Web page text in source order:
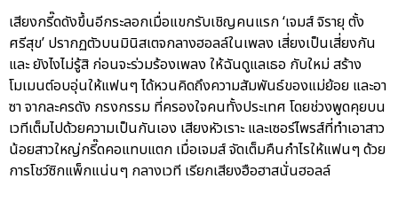
เสียงกรี๊ดดังขึ้นอีกระลอกเมื่อแขกรับเชิญคนแรก ‘เจมส์ จิรายุ ตั้ง
ศรีสุข’ ปรากฏตัวบนมินิสเตจกลางฮอลล์ในเพลง เสี่ยงเป็นเสี่ยงกัน
และ ยังไงไม่รู้สิ ก่อนจะร่วมร้องเพลง ให้ฉันดูแลเธอ กับใหม่ สร้าง
โมเมนต์อบอุ่นให้แฟนๆ ได้หวนคิดถึงความสัมพันธ์ของแม่ย้อย และอา
ซา จากละครดัง กรงกรรม ที่ครองใจคนทั้งประเทศ โดยช่วงพูดคุยบน
เวทีเต็มไปด้วยความเป็นกันเอง เสียงหัวเราะ และเซอร์ไพรส์ที่ทำเอาสาว
น้อยสาวใหญ่กรี๊ดคอแทบแตก เมื่อเจมส์ จัดเต็มคืนกำไรให้แฟนๆ ด้วย
การโชว์ซิกแพ็กแน่นๆ กลางเวที เรียกเสียงฮือฮาสนั่นฮอลล์